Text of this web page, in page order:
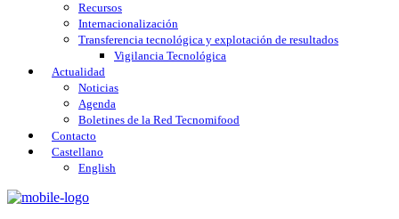
Recursos
Internacionalización
Transferencia tecnológica y explotación de resultados
Vigilancia Tecnológica
Actualidad
Noticias
Agenda
Boletines de la Red Tecnomifood
Contacto
Castellano
English